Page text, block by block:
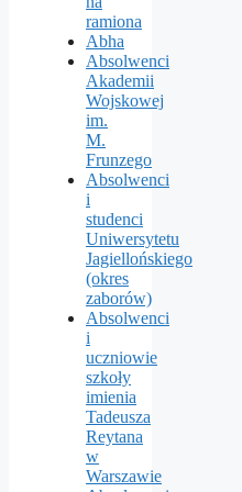
ramiona
Abha
Absolwenci
Akademii
Wojskowej
im.
M.
Frunzego
Absolwenci
i
studenci
Uniwersytetu
Jagiellońskiego
(okres
zaborów)
Absolwenci
i
uczniowie
szkoły
imienia
Tadeusza
Reytana
w
Warszawie